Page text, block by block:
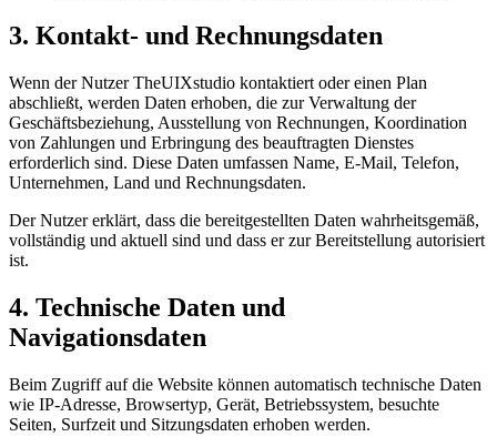
3. Kontakt- und Rechnungsdaten
Wenn der Nutzer TheUIXstudio kontaktiert oder einen Plan
abschließt, werden Daten erhoben, die zur Verwaltung der
Geschäftsbeziehung, Ausstellung von Rechnungen, Koordination
von Zahlungen und Erbringung des beauftragten Dienstes
erforderlich sind. Diese Daten umfassen Name, E-Mail, Telefon,
Unternehmen, Land und Rechnungsdaten.
Der Nutzer erklärt, dass die bereitgestellten Daten wahrheitsgemäß,
vollständig und aktuell sind und dass er zur Bereitstellung autorisiert
ist.
4. Technische Daten und
Navigationsdaten
Beim Zugriff auf die Website können automatisch technische Daten
wie IP-Adresse, Browsertyp, Gerät, Betriebssystem, besuchte
Seiten, Surfzeit und Sitzungsdaten erhoben werden.